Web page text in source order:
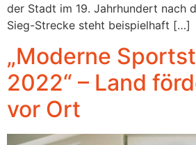
der Stadt im 19. Jahrhundert nach
Sieg-Strecke steht beispielhaft […]
„Moderne
2022“ – Land
vor Ort